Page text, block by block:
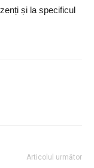
și la specificul
Articolul următor